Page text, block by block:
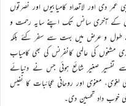
دی اور لاتعداد کامیابیوں اور نصرتوں
کے آخری سانس تک اپنے سایہ رحمت و
و عرض میں بہت سے سفر کئے بلکہ
مشنوں کی عالمی کانفرنس کی بھی کامیاب
تفسیر صغیر شائع ہوئی جس نے دنیائے
لغوی، معنوی اور روحانی عجائبات کا نفیس
بھی خوب داد تحسین دی۔